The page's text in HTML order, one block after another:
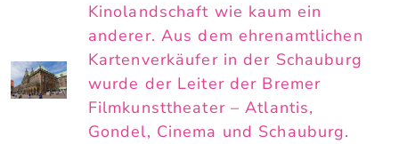
Kinolandschaft wie kaum ein
anderer. Aus dem ehrenamtlichen
Kartenverkäufer in der Schauburg
wurde der Leiter der Bremer
Filmkunsttheater – Atlantis,
Gondel, Cinema und Schauburg.